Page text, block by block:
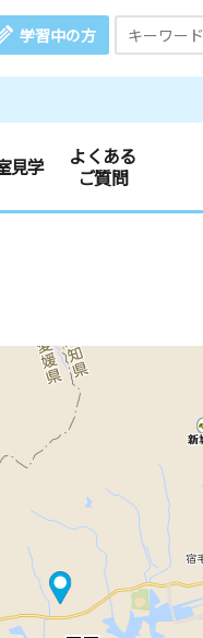
学習中の方
見学
よくある
ご質問